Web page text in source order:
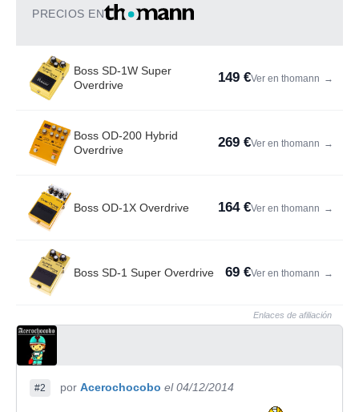
PRECIOS EN
Boss SD-1W Super
Overdrive
149 €Ver en thomann →
Boss OD-200 Hybrid
Overdrive
269 €Ver en thomann →
Boss OD-1X Overdrive 164 €Ver en thomann →
Boss SD-1 Super Overdrive 69 €Ver en thomann →
Enlaces de afiliación
#2 por Acerochocobo el 04/12/2014